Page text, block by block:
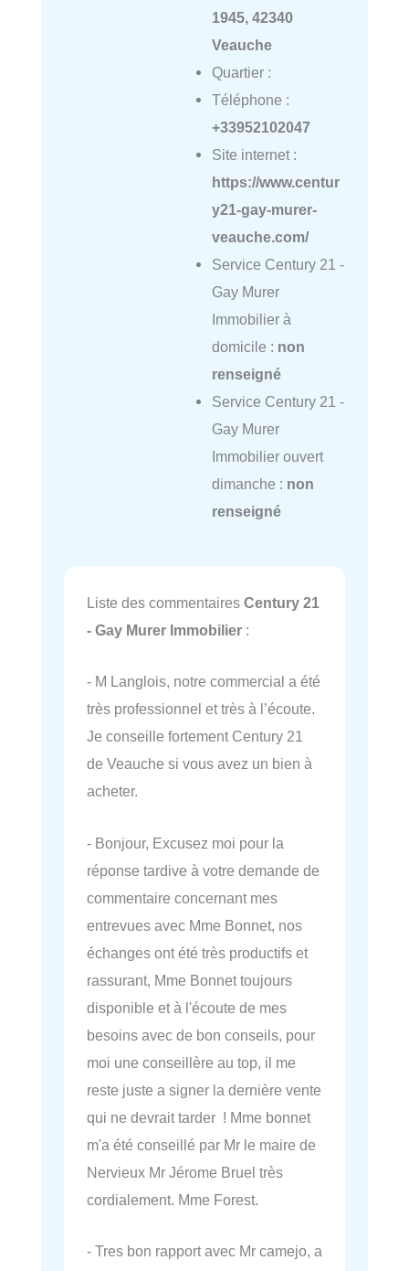
1945, 42340
Veauche
Quartier :
Téléphone :
+33952102047
Site internet :
https://www.centur
y21-gay-murer-
veauche.com/
Service Century 21 -
Gay Murer
Immobilier à
domicile : non
renseigné
Service Century 21 -
Gay Murer
Immobilier ouvert
dimanche : non
renseigné
Liste des commentaires Century 21
- Gay Murer Immobilier :
- M Langlois, notre commercial a été
très professionnel et très à l’écoute.
Je conseille fortement Century 21
de Veauche si vous avez un bien à
acheter.
- Bonjour, Excusez moi pour la
réponse tardive à votre demande de
commentaire concernant mes
entrevues avec Mme Bonnet, nos
échanges ont été très productifs et
rassurant, Mme Bonnet toujours
disponible et à l'écoute de mes
besoins avec de bon conseils, pour
moi une conseillère au top, il me
reste juste a signer la dernière vente
qui ne devrait tarder ! Mme bonnet
m'a été conseillé par Mr le maire de
Nervieux Mr Jérome Bruel très
cordialement. Mme Forest.
- Tres bon rapport avec Mr camejo, a